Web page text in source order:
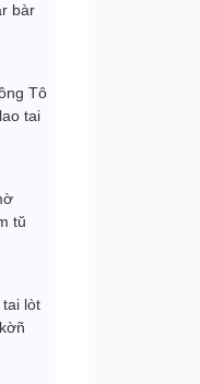
bàr
Tô
tai
tŭ
lòt